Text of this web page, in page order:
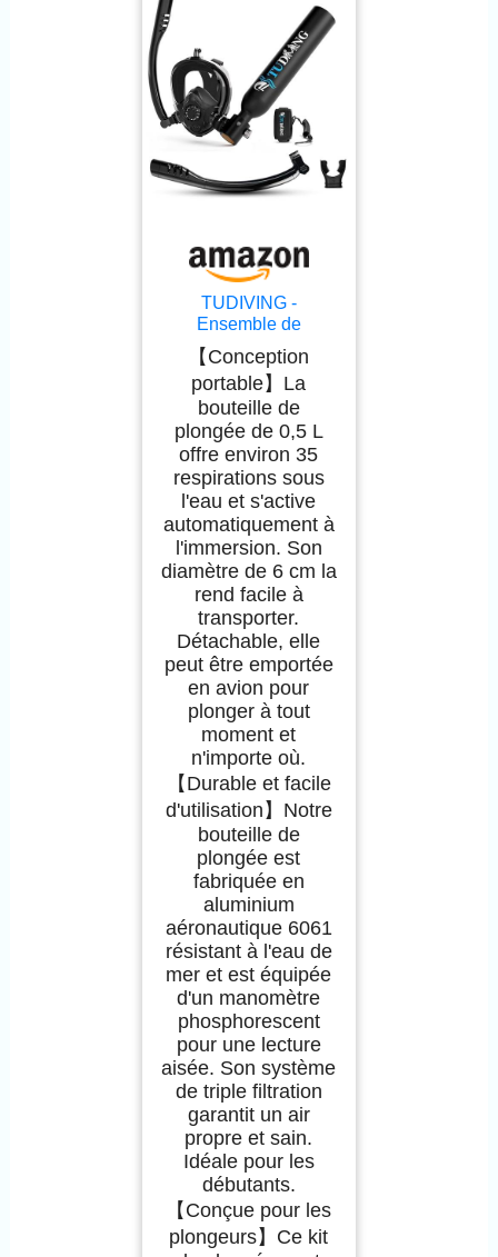
TUDIVING -
Ensemble de
Bouteilles de plongée
sous-Marine de 0,5 L,
Mini Bouteille
d'oxygène avec
compresseur, kit de
plongée Portable de
Voyage (S200Plus
Black-A2)
【Conception
portable】La
bouteille de
plongée de 0,5 L
offre environ 35
respirations sous
l'eau et s'active
automatiquement à
l'immersion. Son
diamètre de 6 cm la
rend facile à
transporter.
Détachable, elle
peut être emportée
en avion pour
plonger à tout
moment et
n'importe où.
【Durable et facile
d'utilisation】Notre
bouteille de
plongée est
fabriquée en
aluminium
aéronautique 6061
résistant à l'eau de
mer et est équipée
d'un manomètre
phosphorescent
pour une lecture
aisée. Son système
de triple filtration
garantit un air
propre et sain.
Idéale pour les
débutants.
【Conçue pour les
plongeurs】Ce kit